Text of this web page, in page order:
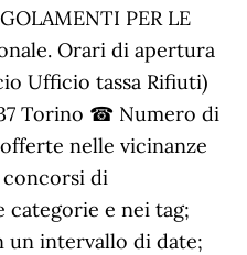
PER LE
Orari di apertura
Ufficio tassa Rifiuti)
Torino ☎ Numero di
nelle vicinanze
di
e nei tag;
un intervallo di date;